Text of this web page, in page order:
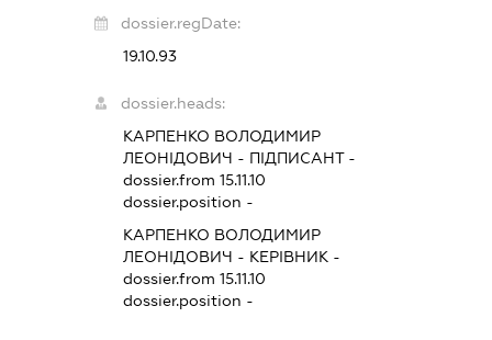
dossier.regDate:
19.10.93
dossier.heads:
КАРПЕНКО ВОЛОДИМИР
ЛЕОНІДОВИЧ - ПІДПИСАНТ-
dossier.from 15.11.10
dossier.position -
КАРПЕНКО ВОЛОДИМИР
ЛЕОНІДОВИЧ - КЕРІВНИК-
dossier.from 15.11.10
dossier.position -